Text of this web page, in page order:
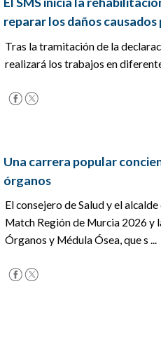
reparar los daños causados
Tras la tramitación de la
realizará los trabajos en
Una carrera popular
órganos
El consejero de Salud y el
Match Región de Murcia 2026 y
Órganos y Médula Ósea, que s ...